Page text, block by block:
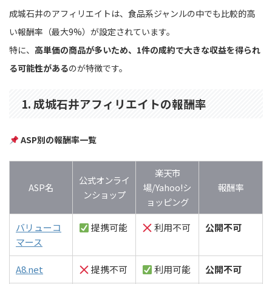
成城石井のアフィリエイトは、食品系ジャンルの中でも比較的高
い報酬率（最大9%）が設定されています。
特に、 高単価の商品が多いため、1件の成約で大きな収益を得られ
る可能性があるのが特徴です。
1. 成城石井アフィリエイトの報酬率
ASP別の報酬率一覧
ASP名
公式オンライ
ンショップ
楽天市
場/Yahoo!シ
ョッピング
報酬率
バリューコ
マース
提携可能 利用不可 公開不可
A8.net 提携不可 利用可能 公開不可